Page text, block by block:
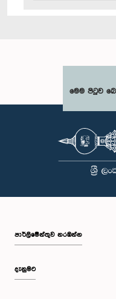
මෙම පිටුව
පාර්ලි‌මේන්තුව නරඹන්න
දැනුමට